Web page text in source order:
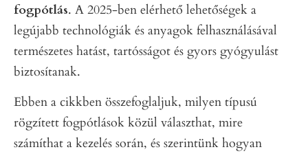
fogpótlás. A 2025-ben elérhető lehetőségek a
legújabb technológiák és anyagok felhasználásával
természetes hatást, tartósságot és gyors gyógyulást
biztosítanak.
Ebben a cikkben összefoglaljuk, milyen típusú
rögzített fogpótlások közül választhat, mire
számíthat a kezelés során, és szerintünk hogyan